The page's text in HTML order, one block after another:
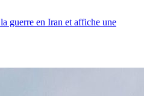
guerre en Iran et affiche une